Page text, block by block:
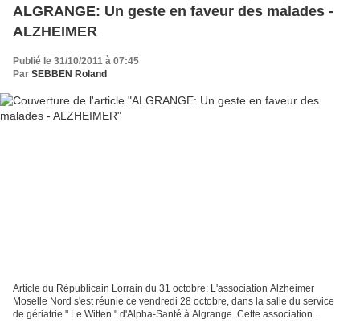
ALGRANGE: Un geste en faveur des malades -
ALZHEIMER
Publié le 31/10/2011 à 07:45
Par SEBBEN Roland
Article du Républicain Lorrain du 31 octobre: L'association Alzheimer
Moselle Nord s'est réunie ce vendredi 28 octobre, dans la salle du service
de gériatrie " Le Witten " d'Alpha-Santé à Algrange. Cette association